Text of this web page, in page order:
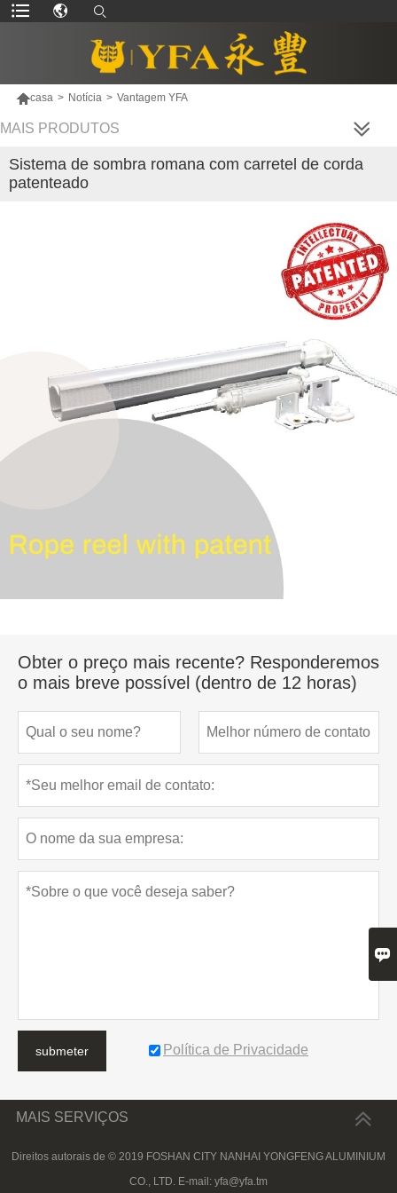
casa > Notícia > Vantagem YFA
MAIS PRODUTOS
Sistema de sombra romana com carretel de corda
patenteado
Obter o preço mais recente? Responderemos
o mais breve possível (dentro de 12 horas)
submeter Política de Privacidade
MAIS SERVIÇOS
Direitos autorais de © 2019 FOSHAN CITY NANHAI YONGFENG ALUMINIUM
CO., LTD. E-mail: yfa@yfa.tm
